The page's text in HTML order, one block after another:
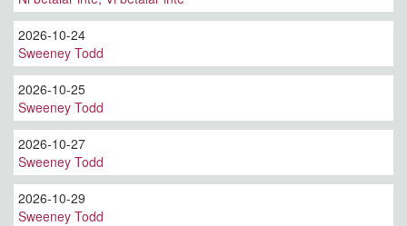
2026-10-24
Sweeney Todd
2026-10-25
Sweeney Todd
2026-10-27
Sweeney Todd
2026-10-29
Sweeney Todd